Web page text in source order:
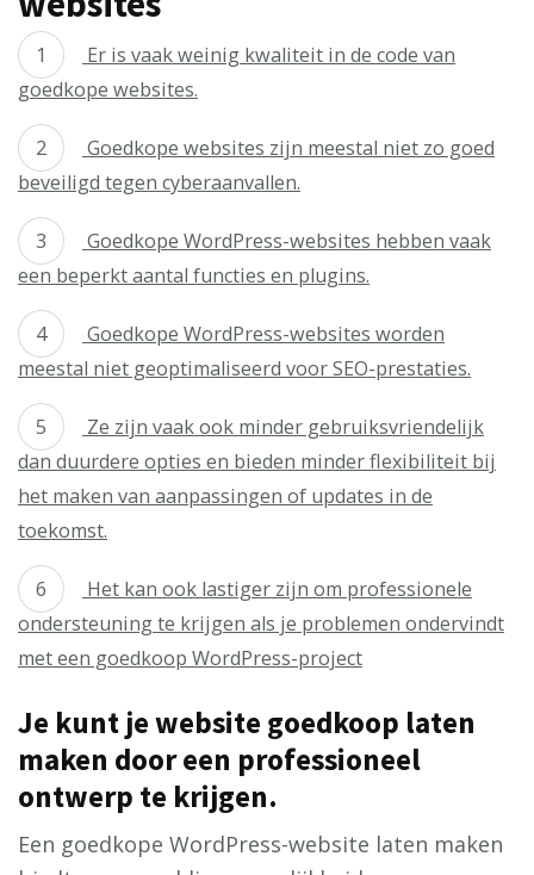
Er is vaak weinig kwaliteit in de code van
goedkope websites.
Goedkope websites zijn meestal niet zo goed
beveiligd tegen cyberaanvallen.
Goedkope WordPress-websites hebben vaak
een beperkt aantal functies en plugins.
Goedkope WordPress-websites worden
meestal niet geoptimaliseerd voor SEO-prestaties.
Ze zijn vaak ook minder gebruiksvriendelijk
dan duurdere opties en bieden minder flexibiliteit bij
het maken van aanpassingen of updates in de
toekomst.
Het kan ook lastiger zijn om professionele
ondersteuning te krijgen als je problemen ondervindt
met een goedkoop WordPress-project
Je kunt je website goedkoop laten
maken door een professioneel
ontwerp te krijgen.
Een goedkope WordPress-website laten maken